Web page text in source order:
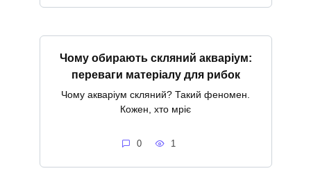
Чому обирають скляний акваріум:
переваги матеріалу для рибок
Чому акваріум скляний? Такий феномен.
Кожен, хто мріє
0 1